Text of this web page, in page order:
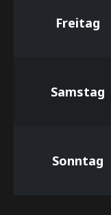
Freitag
Samstag
Sonntag